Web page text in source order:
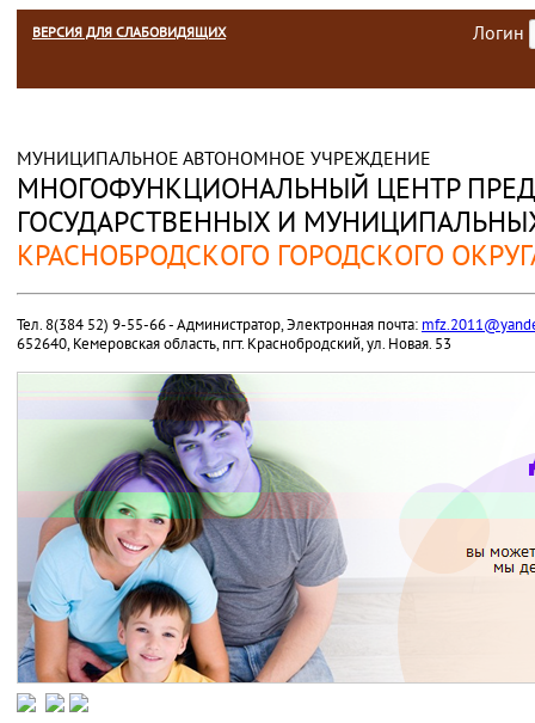
Логин
ВЕРСИЯ ДЛЯ СЛАБОВИДЯЩИХ
МУНИЦИПАЛЬНОЕ АВТОНОМНОЕ УЧРЕЖДЕНИЕ
МНОГОФУНКЦИОНАЛЬНЫЙ ЦЕНТР
ГОСУДАРСТВЕННЫХ И
КРАСНОБРОДСКОГО ГОРОДСКОГО
Тел. 8(384 52) 9-55-66 - Администратор, Электронная почта:
652640, Кемеровская область, пгт. Краснобродский, ул. Новая. 53